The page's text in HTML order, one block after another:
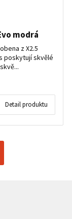
modrá
z X2.5
poskytují skvělé
Detail produktu